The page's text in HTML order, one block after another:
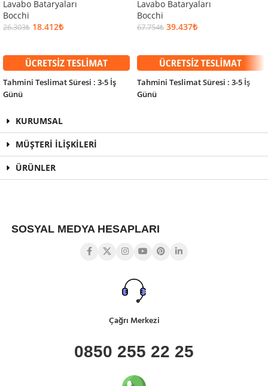
Lavabo Bataryaları
Bocchi
26.303₺ 18.412₺
Tahmini Teslimat Süresi : 3-5 İş
Günü
Lavabo Bataryaları
Bocchi
67.754₺ 39.437₺
Tahmini Teslimat Süresi : 3-5 İş
Günü
KURUMSAL
MÜŞTERİ İLİŞKİLERİ
ÜRÜNLER
SOSYAL MEDYA HESAPLARI
Çağrı Merkezi
0850 255 22 25